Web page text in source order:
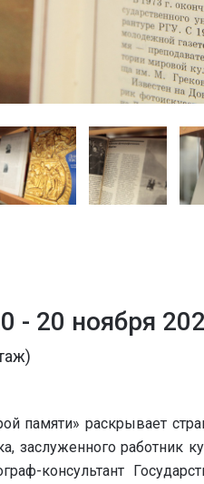
- 20 ноября
памяти» раскрывает
заслуженного работник
консультант